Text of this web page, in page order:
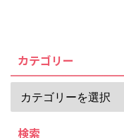
カテゴリー
検索